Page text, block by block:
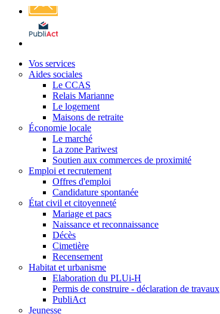
Affichage
légal
Vos services
Aides sociales
Le CCAS
Relais Marianne
Le logement
Maisons de retraite
Économie locale
Le marché
La zone Pariwest
Soutien aux commerces de proximité
Emploi et recrutement
Offres d'emploi
Candidature spontanée
État civil et citoyenneté
Mariage et pacs
Naissance et reconnaissance
Décès
Cimetière
Recensement
Habitat et urbanisme
Elaboration du PLUi-H
Permis de construire - déclaration de travaux
PubliAct
Jeunesse